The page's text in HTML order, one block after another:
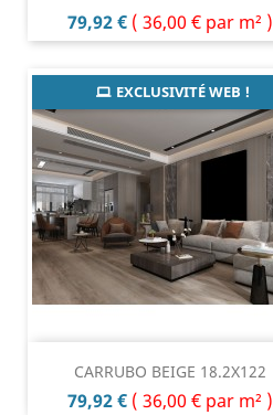
Prix
79,92 € ( 36,00 € par m² )
CARRUBO BEIGE 18.2X122
Prix
79,92 € ( 36,00 € par m² )
EXCLUSIVITÉ WEB !